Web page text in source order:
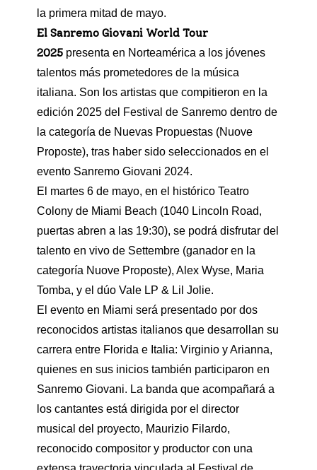
la primera mitad de mayo.
El Sanremo Giovani World Tour
2025 presenta en Norteamérica a los jóvenes
talentos más prometedores de la música
italiana. Son los artistas que compitieron en la
edición 2025 del Festival de Sanremo dentro de
la categoría de Nuevas Propuestas (Nuove
Proposte), tras haber sido seleccionados en el
evento Sanremo Giovani 2024.
El martes 6 de mayo, en el histórico Teatro
Colony de Miami Beach (1040 Lincoln Road,
puertas abren a las 19:30), se podrá disfrutar del
talento en vivo de Settembre (ganador en la
categoría Nuove Proposte), Alex Wyse, Maria
Tomba, y el dúo Vale LP & Lil Jolie.
El evento en Miami será presentado por dos
reconocidos artistas italianos que desarrollan su
carrera entre Florida e Italia: Virginio y Arianna,
quienes en sus inicios también participaron en
Sanremo Giovani. La banda que acompañará a
los cantantes está dirigida por el director
musical del proyecto, Maurizio Filardo,
reconocido compositor y productor con una